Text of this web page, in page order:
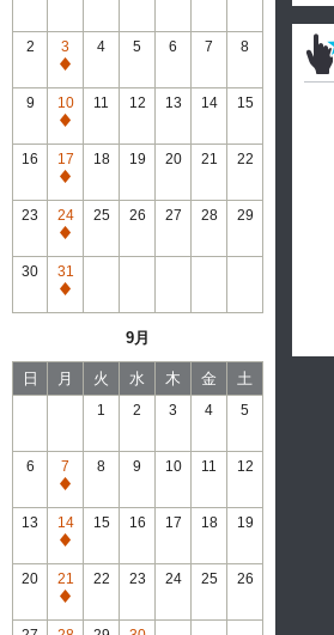
2
3
通
常
休
館
4 5 6 7 8
9
10
通
常
休
館
11 12 13 14 15
16
17
通
常
休
館
18 19 20 21 22
23
24
通
常
休
館
25 26 27 28 29
30
31
通
館
9月
日 月 火 水 木 金 土
1 2 3 4 5
6
7
通
常
休
館
8 9 10 11 12
13
14
通
常
休
館
15 16 17 18 19
20
21
通
常
22 23 24 25 26